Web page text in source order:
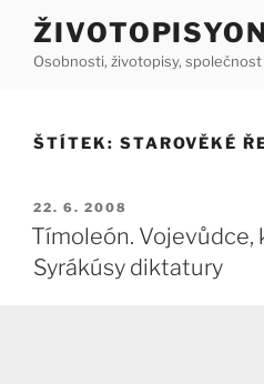
Přejít
obsahuOsobnosti, životopisy, společnost
ŠTÍTEK: STAROVĚKÉ
PUBLIKOVÁNO
22. 6. 2008
Tímoleón. Vojevůdce,
Syrákúsy diktatury